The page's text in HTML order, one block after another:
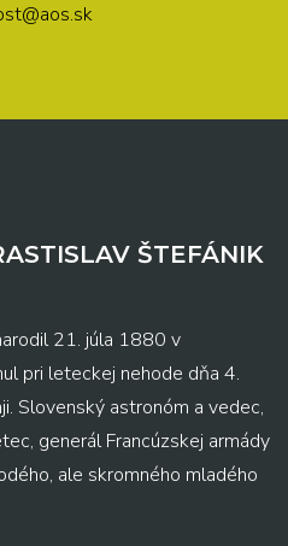
ŠTEFÁNIK
21. júla 1880 v
pri leteckej nehode dňa 4.
Slovenský astronóm a vedec,
generál Francúzskej armády
ale skromného mladého